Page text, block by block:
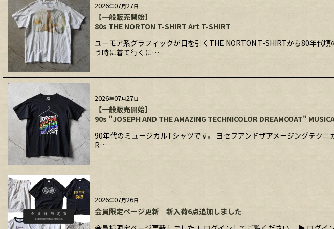
2026年07月27日
【一般販売開始】
80s THE NORTON T-SHIRT Art T-SHIRT
ユーモア系グラフィックが目を引くTHE NORTON T-SHIRTから80年代
う時に着て行くに…
2026年07月27日
【一般販売開始】
90s "JOSEPH AND THE AMAZING TECHNICOLOR DREAMCOAT"
90年代のミュージカルTシャツです。 ヨセフアンドザアメージングテク
R…
2026年07月26日
会員限定ページ更新｜新入荷6点追加しました